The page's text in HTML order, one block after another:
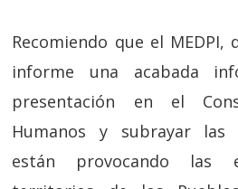
Recomiendo que el
informe una acabada
presentación en el
Humanos y subrayar las
están provocando las